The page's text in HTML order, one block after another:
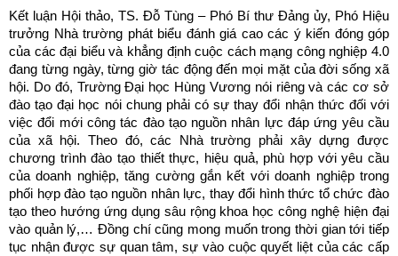
Kết luận Hội thảo, TS. Đỗ Tùng – Phó Bí thư Đảng ủy, Phó Hiệu
trưởng Nhà trường phát biểu đánh giá cao các ý kiến đóng góp
của các đại biểu và khẳng định cuộc cách mạng công nghiệp 4.0
đang từng ngày, từng giờ tác động đến mọi mặt của đời sống xã
hội. Do đó, Trường Đại học Hùng Vương nói riêng và các cơ sở
đào tạo đại học nói chung phải có sự thay đổi nhận thức đối với
việc đổi mới công tác đào tạo nguồn nhân lực đáp ứng yêu cầu
của xã hội. Theo đó, các Nhà trường phải xây dựng được
chương trình đào tạo thiết thực, hiệu quả, phù hợp với yêu cầu
của doanh nghiệp, tăng cường gắn kết với doanh nghiệp trong
phối hợp đào tạo nguồn nhân lực, thay đổi hình thức tổ chức đào
tạo theo hướng ứng dụng sâu rộng khoa học công nghệ hiện đại
vào quản lý,… Đồng chí cũng mong muốn trong thời gian tới tiếp
tục nhận được sự quan tâm, sự vào cuộc quyết liệt của các cấp